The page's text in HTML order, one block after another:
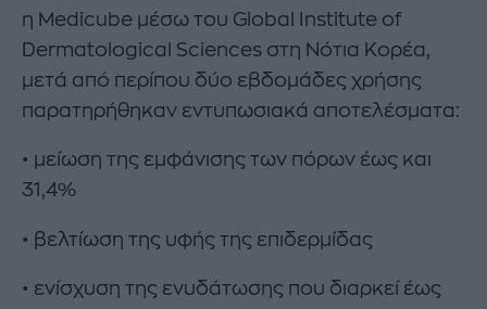
η Medicube μέσω του Global Institute of
Dermatological Sciences στη Νότια Κορέα,
μετά από περίπου δύο εβδομάδες χρήσης
παρατηρήθηκαν εντυπωσιακά αποτελέσματα:
• μείωση της εμφάνισης των πόρων έως και
31,4%
• βελτίωση της υφής της επιδερμίδας
• ενίσχυση της ενυδάτωσης που διαρκεί έως